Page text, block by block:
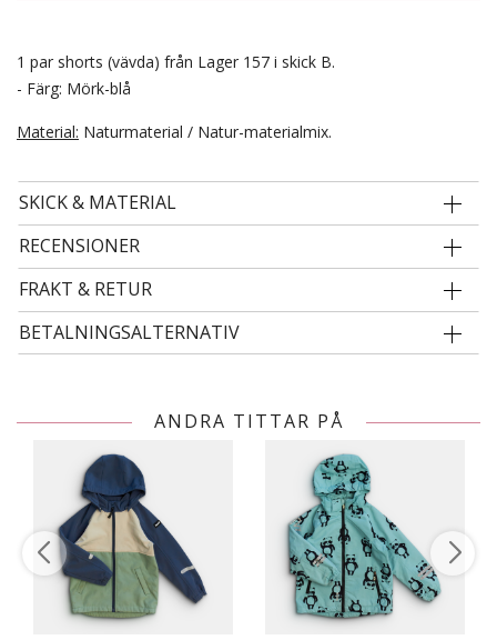
1 par shorts (vävda) från Lager 157 i skick B.
- Färg: Mörk-blå
Material: Naturmaterial / Natur-materialmix.
SKICK & MATERIAL
RECENSIONER
FRAKT & RETUR
BETALNINGSALTERNATIV
ANDRA TITTAR PÅ